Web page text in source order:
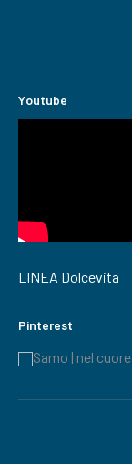
Youtube
LINEA Dolcevita
Pinterest
Samo | nel